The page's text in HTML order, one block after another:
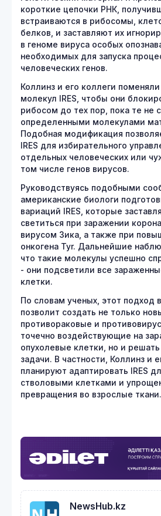
короткие цепочки РНК,
встраиваются в рибосомы,
белков, и заставляют их
в геноме вируса особых
необходимых для запуска
человеческих генов.
Коллинз и его коллеги
молекул IRES, чтобы они
рибосом до тех пор, пока те не
определенными молекулами
Подобная модификация
IRES для избирательного
отдельных человеческих или
том числе генов вирусов.
Руководствуясь подобными
американские биологи
вариаций IRES, которые
светиться при заражении
вирусом Зика, а также при
онкогена Tyr. Дальнейшие
что такие молекулы успешно
- они подсветили все
клетки.
По словам ученых, этот подход
позволит создать не только
противораковые и
точечно воздействующие на
опухолевые клетки, но и
задачи. В частности, Коллинз и
планируют адаптировать IRES
стволовыми клетками и
превращения во взрослые ткани.
NewsHub.kz